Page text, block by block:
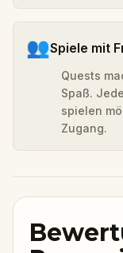
👥Spiele mit
Quests
Spaß.
spielen
Zugang.